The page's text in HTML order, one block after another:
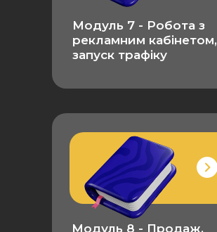
Модуль 7 - Робота з
рекламним кабінетом,
запуск трафіку
Модуль 8 - Продаж,